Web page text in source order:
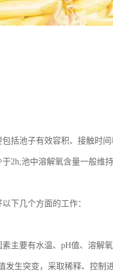
括池子有效容积、接触时
2h;池中溶解氧含量一般维
下几个方面的工作：
主要有水温、pH值、溶解
生突变，采取稀释、控制